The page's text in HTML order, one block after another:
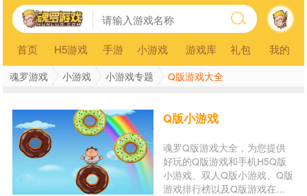
首页 H5游戏 手游 小游戏 游戏库 礼包 我的
魂罗游戏 小游戏 小游戏专题 Q版游戏大全
Q版小游戏
魂罗Q版游戏大全，为您提供
好玩的Q版游戏和手机H5Q版
小游戏、双人Q版小游戏、Q版
游戏排行榜以及Q版游戏在线